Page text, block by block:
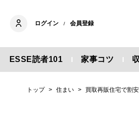
ログイン / 会員登録
ESSE読者101 家事コツ
トップ 住まい 買取再販住宅で割